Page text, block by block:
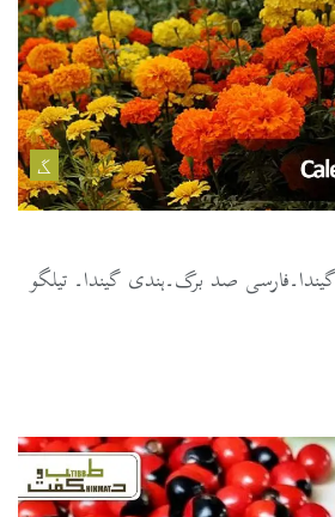
گ
صد برگ۔ہندی گیندا۔ تیلگو